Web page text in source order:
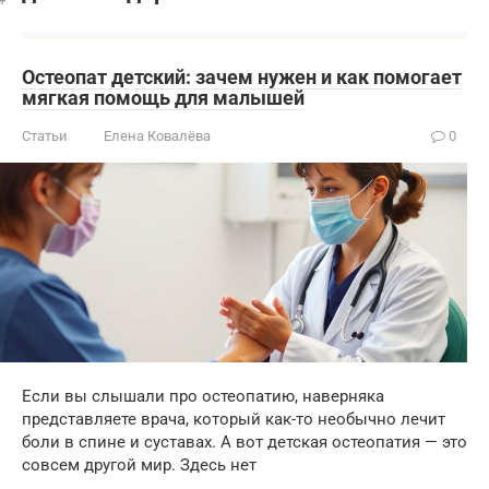
Остеопат детский: зачем нужен и как помогает
мягкая помощь для малышей
Статьи Елена Ковалёва 0
Если вы слышали про остеопатию, наверняка
представляете врача, который как-то необычно лечит
боли в спине и суставах. А вот детская остеопатия — это
совсем другой мир. Здесь нет